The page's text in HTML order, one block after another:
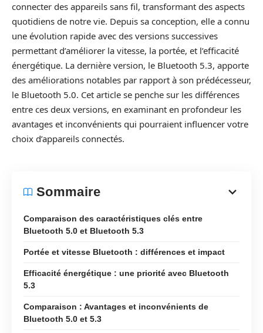
connecter des appareils sans fil, transformant des aspects
quotidiens de notre vie. Depuis sa conception, elle a connu
une évolution rapide avec des versions successives
permettant d’améliorer la vitesse, la portée, et l’efficacité
énergétique. La dernière version, le Bluetooth 5.3, apporte
des améliorations notables par rapport à son prédécesseur,
le Bluetooth 5.0. Cet article se penche sur les différences
entre ces deux versions, en examinant en profondeur les
avantages et inconvénients qui pourraient influencer votre
choix d’appareils connectés.
Sommaire
Comparaison des caractéristiques clés entre
Bluetooth 5.0 et Bluetooth 5.3
Portée et vitesse Bluetooth : différences et impact
Efficacité énergétique : une priorité avec Bluetooth
5.3
Comparaison : Avantages et inconvénients de
Bluetooth 5.0 et 5.3